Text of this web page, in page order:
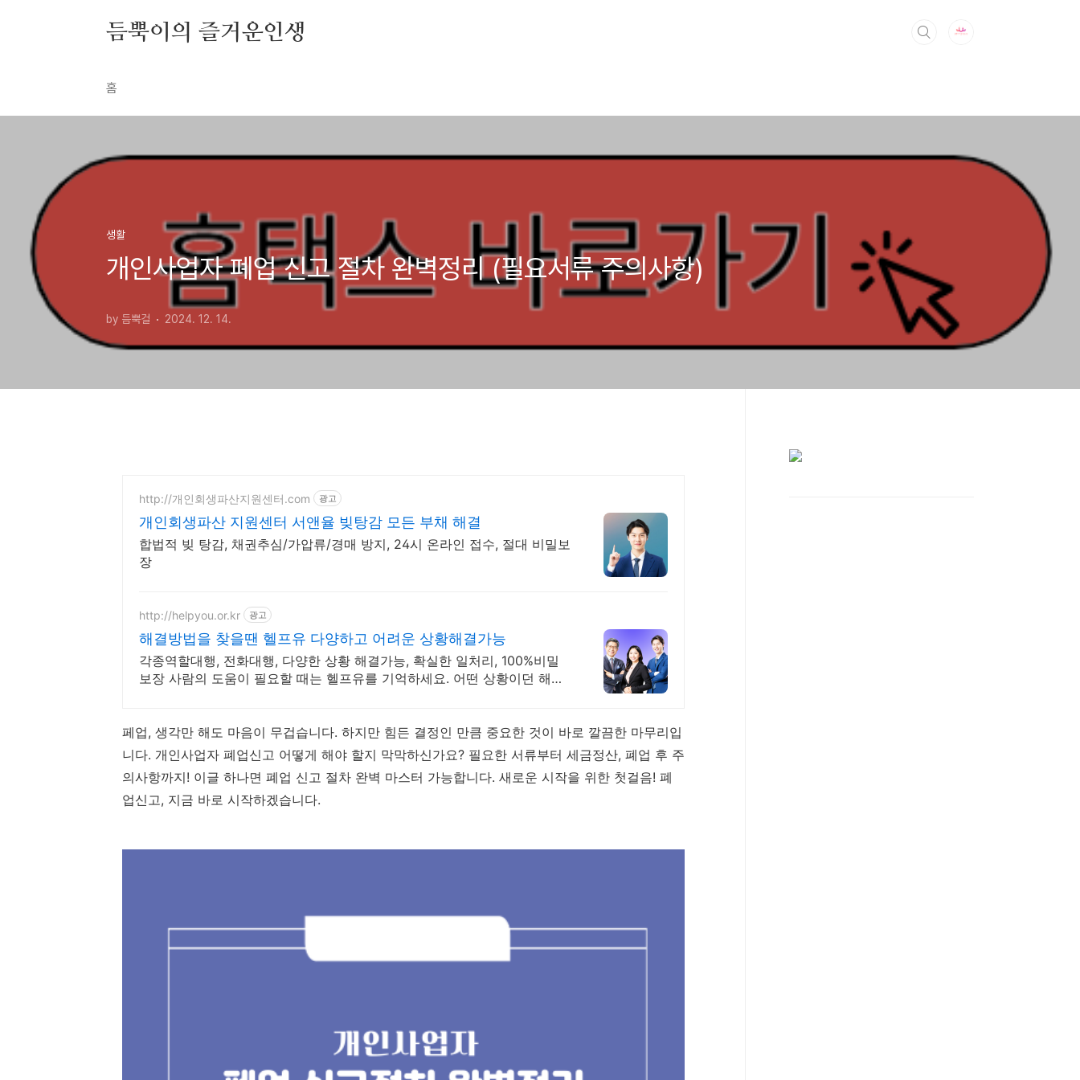
듬뿍이의 즐거운인생
홈
생활
개인사업자 폐업 신고 절차 완벽정리 (필요서류 주의사항)
by 듬뿍걸 2024. 12. 14.
http://개인회생파산지원센터.com 광고
개인회생파산 지원센터 서앤율 빚탕감 모든 부채 해결
합법적 빚 탕감, 채권추심/가압류/경매 방지, 24시 온라인 접수, 절대 비밀보
장
http://helpyou.or.kr 광고
해결방법을 찾을땐 헬프유 다양하고 어려운 상황해결가능
각종역할대행, 전화대행, 다양한 상황 해결가능, 확실한 일처리, 100%비밀
보장 사람의 도움이 필요할 때는 헬프유를 기억하세요. 어떤 상황이던 해결
페업, 생각만 해도 마음이 무겁습니다. 하지만 힘든 결정인 만큼 중요한 것이 바로 깔끔한 마무리입
니다. 개인사업자 폐업신고 어떻게 해야 할지 막막하신가요? 필요한 서류부터 세금정산, 폐업 후 주
의사항까지! 이글 하나면 폐업 신고 절차 완벽 마스터 가능합니다. 새로운 시작을 위한 첫걸음! 폐
업신고, 지금 바로 시작하겠습니다.